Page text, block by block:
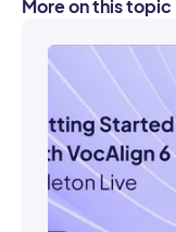
More on this topic